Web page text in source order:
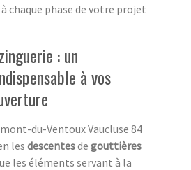
à chaque phase de votre projet
: un
à vos
du-Ventoux Vaucluse 84
les descentesde gouttières
les éléments servant à la